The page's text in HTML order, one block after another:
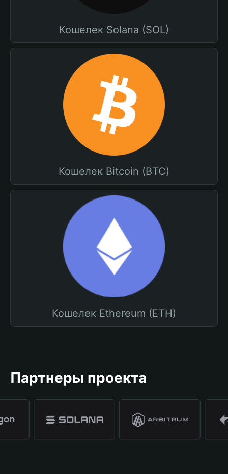
Кошелек Solana (SOL)
Кошелек Bitcoin (BTC)
Кошелек Ethereum (ETH)
Партнеры проекта